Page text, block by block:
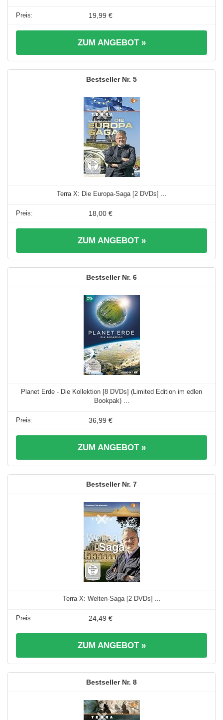
19,99 €
ZUM ANGEBOT »
5
Terra X: Die Europa-Saga [2 DVDs] ...
18,00 €
ZUM ANGEBOT »
6
Planet Erde - Die Kollektion [8 DVDs] (Limited Edition im edlen
Bookpak) ...
36,99 €
ZUM ANGEBOT »
7
Terra X: Welten-Saga [2 DVDs] ...
24,49 €
ZUM ANGEBOT »
8